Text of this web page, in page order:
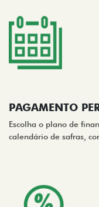
PAGAMENTO
Escolha o plano de
calendário de safras,